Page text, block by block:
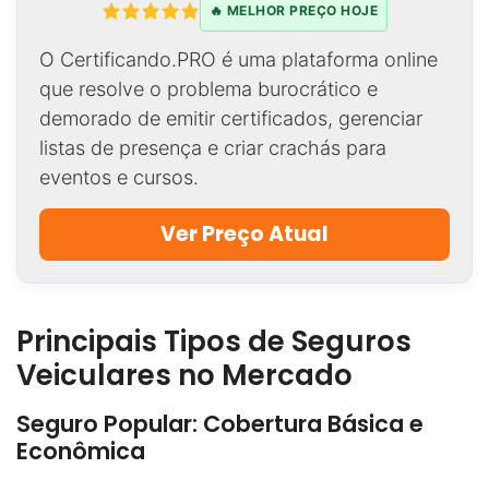
🔥 MELHOR PREÇO HOJE
O Certificando.PRO é uma plataforma online
que resolve o problema burocrático e
demorado de emitir certificados, gerenciar
listas de presença e criar crachás para
eventos e cursos.
Ver Preço Atual
Principais Tipos de Seguros
Veiculares no Mercado
Seguro Popular: Cobertura Básica e
Econômica